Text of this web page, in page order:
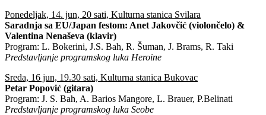
Ponedeljak, 14. jun, 20 sati, Kulturna stanica Svilara
Saradnja sa EU/Japan festom: Anet Jakovčić (violončelo) &
Valentina Nenaševa (klavir)
Program: L. Bokerini, J.S. Bah, R. Šuman, J. Brams, R. Taki
Predstavljanje programskog luka Heroine
Sreda, 16 jun, 19.30 sati, Kulturna stanica Bukovac
Petar Popović (gitara)
Program: J. S. Bah, A. Barios Mangore, L. Brauer, P.Belinati
Predstavljanje programskog luka Seobe